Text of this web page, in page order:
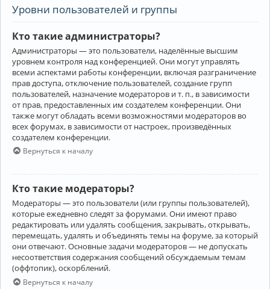
Уровни пользователей и группы
Кто такие администраторы?
Администраторы — это пользователи, наделённые высшим
уровнем контроля над конференцией. Они могут управлять
всеми аспектами работы конференции, включая разграничение
прав доступа, отключение пользователей, создание групп
пользователей, назначение модераторов и т. п., в зависимости
от прав, предоставленных им создателем конференции. Они
также могут обладать всеми возможностями модераторов во
всех форумах, в зависимости от настроек, произведённых
создателем конференции.
Вернуться к началу
Кто такие модераторы?
Модераторы — это пользователи (или группы пользователей),
которые ежедневно следят за форумами. Они имеют право
редактировать или удалять сообщения, закрывать, открывать,
перемещать, удалять и объединять темы на форуме, за который
они отвечают. Основные задачи модераторов — не допускать
несоответствия содержания сообщений обсуждаемым темам
(оффтопик), оскорблений.
Вернуться к началу